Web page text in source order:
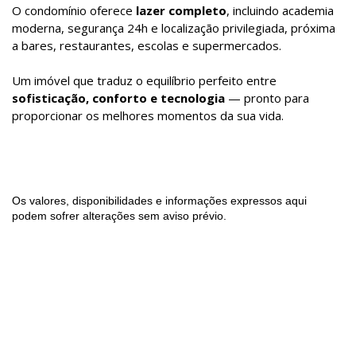
O condomínio oferece lazer completo, incluindo academia
moderna, segurança 24h e localização privilegiada, próxima
a bares, restaurantes, escolas e supermercados.
Um imóvel que traduz o equilíbrio perfeito entre
sofisticação, conforto e tecnologia — pronto para
proporcionar os melhores momentos da sua vida.
Os valores, disponibilidades e informações expressos aqui
podem sofrer alterações sem aviso prévio.